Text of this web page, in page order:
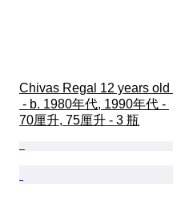
Chivas Regal 12 years old
- b. 1980年代, 1990年代 -
70厘升, 75厘升 - 3 瓶